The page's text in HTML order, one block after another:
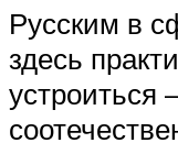
Русским в
здесь
устроиться